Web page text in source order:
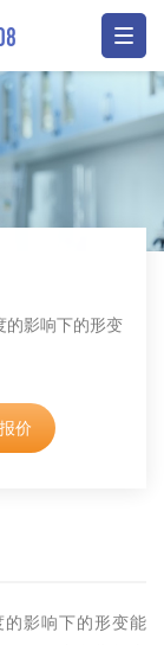
的影响下的形变
价
影响下的形变能